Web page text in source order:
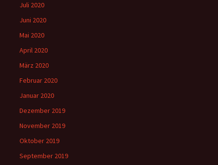
Juli 2020
Juni 2020
Mai 2020
April 2020
März 2020
Februar 2020
Januar 2020
Dezember 2019
November 2019
Oktober 2019
September 2019